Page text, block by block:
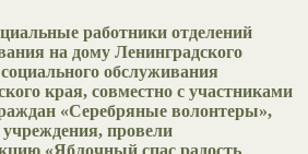
работники отделений
на дому Ленинградского
обслуживания
края, совместно с участниками
«Серебряные волонтеры»,
учреждения, провели
«Яблочный спас радость